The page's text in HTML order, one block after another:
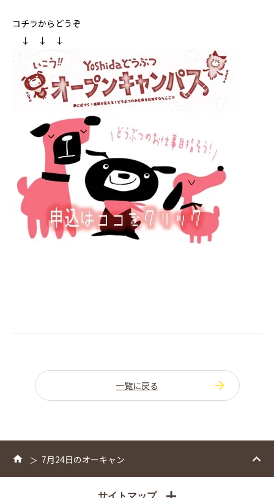
コチラからどうぞ
↓ ↓ ↓
一覧に戻る
7月24日のオーキャン